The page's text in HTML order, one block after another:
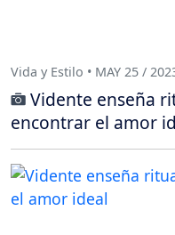
Vida y Estilo • MAY 25 /
Vidente enseña
encontrar el amor